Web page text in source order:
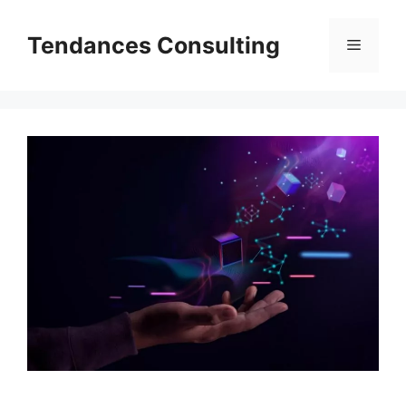
contenuTendances Consulting Menu